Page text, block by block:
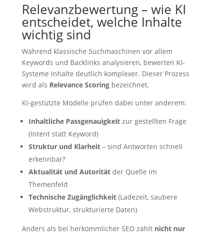
Relevanzbewertung – wie KI
entscheidet, welche Inhalte
wichtig sind
Während klassische Suchmaschinen vor allem
Keywords und Backlinks analysieren, bewerten KI-
Systeme Inhalte deutlich komplexer. Dieser Prozess
wird als Relevance Scoringbezeichnet.
KI-gestützte Modelle prüfen dabei unter anderem:
Inhaltliche Passgenauigkeitzur gestellten Frage
(Intent statt Keyword)
Struktur und Klarheit– sind Antworten schnell
erkennbar?
Aktualität und Autoritätder Quelle im
Themenfeld
Technische Zugänglichkeit(Ladezeit, saubere
Webstruktur, strukturierte Daten)
Anders als bei herkömmlicher SEO zählt nicht nur